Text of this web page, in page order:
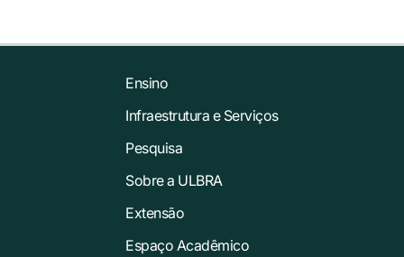
Ensino
Infraestrutura e Serviços
Pesquisa
Sobre a ULBRA
Extensão
Espaço Acadêmico